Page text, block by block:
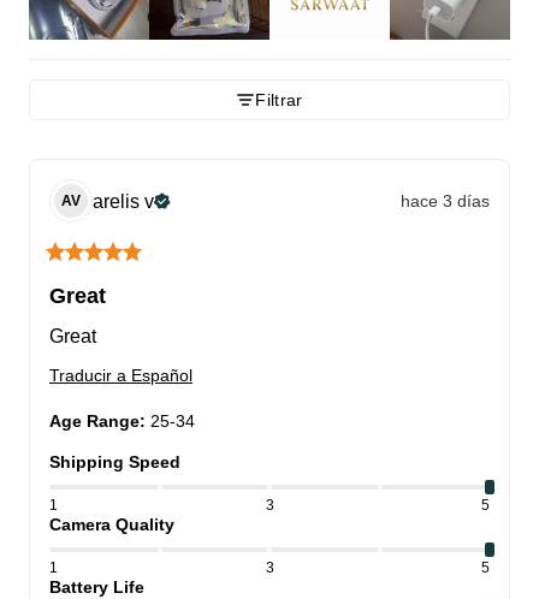
Filtrar
AV arelis v hace 3 días
Great
Great
Traducir a Español
Age Range: 25-34
Shipping Speed
1 3 5
Camera Quality
1 3 5
Battery Life